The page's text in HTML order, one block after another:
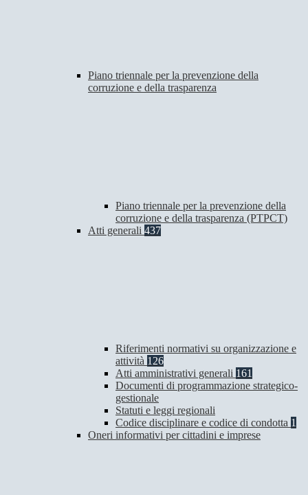
Piano triennale per la prevenzione della
corruzione e della trasparenza
Piano triennale per la prevenzione della
corruzione e della trasparenza (PTPCT)
Atti generali 437
Riferimenti normativi su organizzazione e
attività 126
Atti amministrativi generali 161
Documenti di programmazione strategico-
gestionale
Statuti e leggi regionali
Codice disciplinare e codice di condotta 1
Oneri informativi per cittadini e imprese